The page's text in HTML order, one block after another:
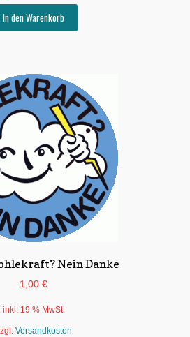
In den Warenkorb
Nein Danke
1,00 €
inkl. 19 % MwSt.
Versandkosten